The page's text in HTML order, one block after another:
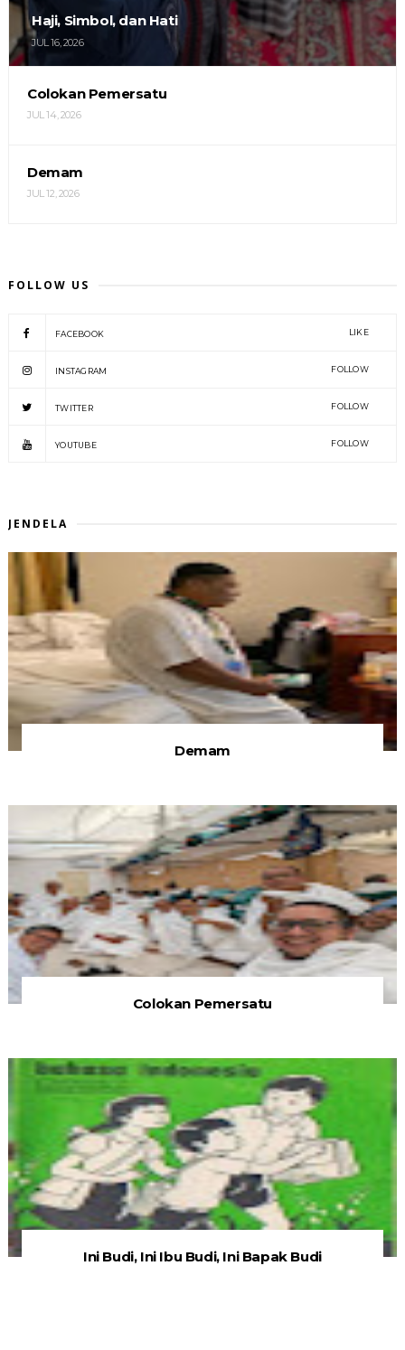
Haji, Simbol, dan Hati
JUL 16, 2026
Colokan Pemersatu
JUL 14, 2026
Demam
JUL 12, 2026
FOLLOW US
FACEBOOK LIKE
INSTAGRAM FOLLOW
TWITTER FOLLOW
YOUTUBE FOLLOW
JENDELA
Demam
Colokan Pemersatu
Ini Budi, Ini Ibu Budi, Ini Bapak Budi